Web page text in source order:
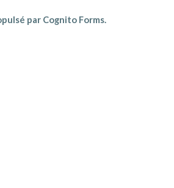
par Cognito Forms.